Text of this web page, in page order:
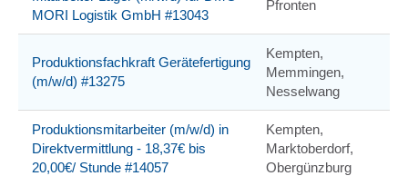
MORI Logistik GmbH #13043
Pfronten
Produktionsfachkraft Gerätefertigung
(m/w/d) #13275
Kempten,
Memmingen,
Nesselwang
Produktionsmitarbeiter (m/w/d) in
Direktvermittlung - 18,37€ bis
20,00€/ Stunde #14057
Kempten,
Marktoberdorf,
Obergünzburg